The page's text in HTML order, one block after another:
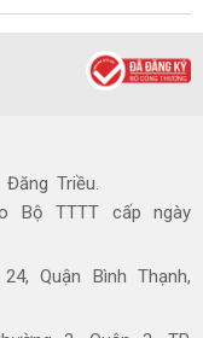
Triều.
Bộ TTTT cấp ngày
Quận Bình Thạnh,